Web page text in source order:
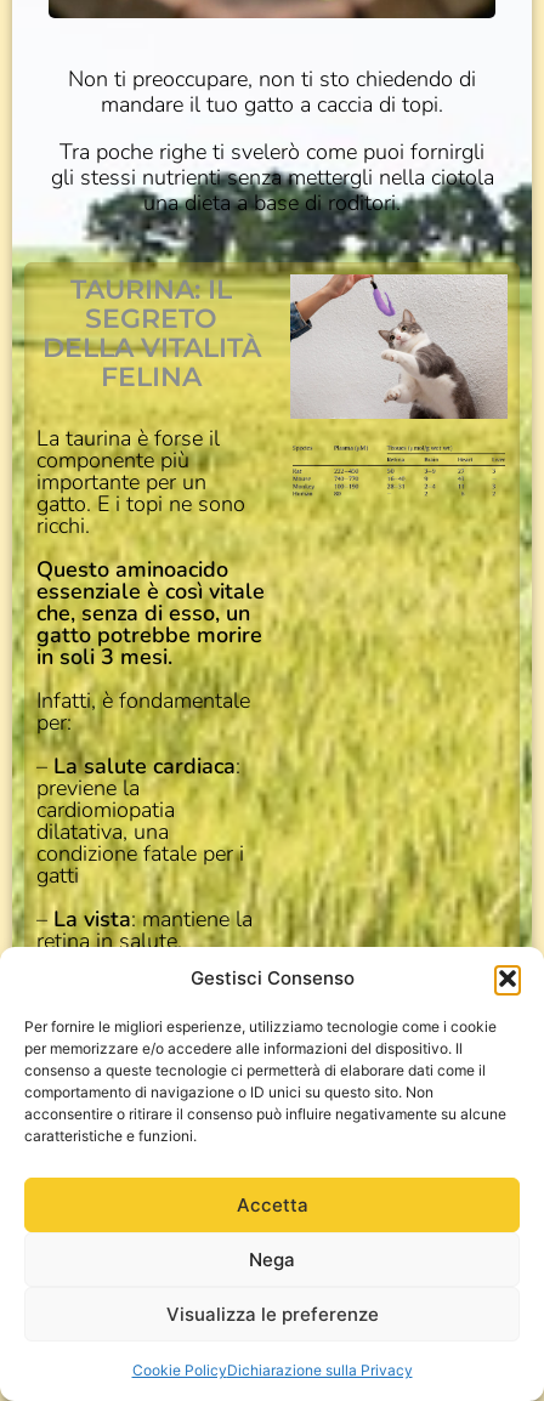
Gestisci Consenso
Per fornire le migliori esperienze, utilizziamo tecnologie come i cookie
per memorizzare e/o accedere alle informazioni del dispositivo. Il
consenso a queste tecnologie ci permetterà di elaborare dati come il
comportamento di navigazione o ID unici su questo sito. Non
acconsentire o ritirare il consenso può influire negativamente su alcune
caratteristiche e funzioni.
Accetta
Nega
Visualizza le preferenze
Cookie PolicyDichiarazione sulla Privacy
Non ti preoccupare, non ti sto chiedendo di
mandare il tuo gatto a caccia di topi.
Tra poche righe ti svelerò come puoi fornirgli
gli stessi nutrienti senza mettergli nella ciotola
una dieta a base di roditori.
TAURINA: IL
SEGRETO
DELLA VITALITÀ
FELINA
La taurina è forse il
componente più
importante per un
gatto. E i topi ne sono
ricchi.
Questo aminoacido
essenziale è così vitale
che, senza di esso, un
gatto potrebbe morire
in soli 3 mesi.
Infatti, è fondamentale
per:
– La salute cardiaca:
previene la
cardiomiopatia
dilatativa, una
condizione fatale per i
gatti
–La vista: mantiene la
retina in salute,
essere il cacciatore
notturno che la natura
ha progettato
–Il sistema
immunitario, perché
naturali.
supporta la produzione
di bile, essenziale per la